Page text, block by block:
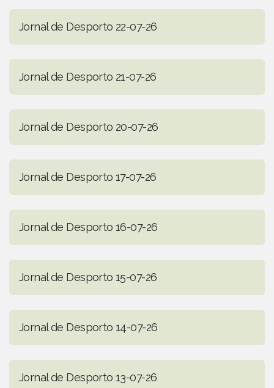
Jornal de Desporto 22-07-26
Jornal de Desporto 21-07-26
Jornal de Desporto 20-07-26
Jornal de Desporto 17-07-26
Jornal de Desporto 16-07-26
Jornal de Desporto 15-07-26
Jornal de Desporto 14-07-26
Jornal de Desporto 13-07-26